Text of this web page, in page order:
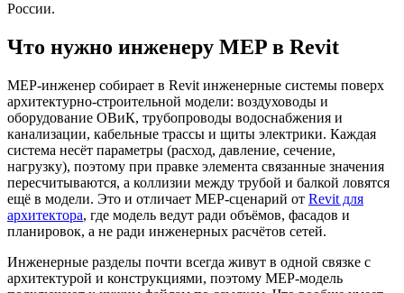
России.
Что нужно инженеру MEP в Revit
MEP-инженер собирает в Revit инженерные системы поверх
архитектурно-строительной модели: воздуховоды и
оборудование ОВиК, трубопроводы водоснабжения и
канализации, кабельные трассы и щиты электрики. Каждая
система несёт параметры (расход, давление, сечение,
нагрузку), поэтому при правке элемента связанные значения
пересчитываются, а коллизии между трубой и балкой ловятся
ещё в модели. Это и отличает MEP-сценарий от Revit для
архитектора, где модель ведут ради объёмов, фасадов и
планировок, а не ради инженерных расчётов сетей.
Инженерные разделы почти всегда живут в одной связке с
архитектурой и конструкциями, поэтому MEP-модель